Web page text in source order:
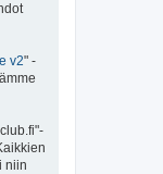
v2" -
niin